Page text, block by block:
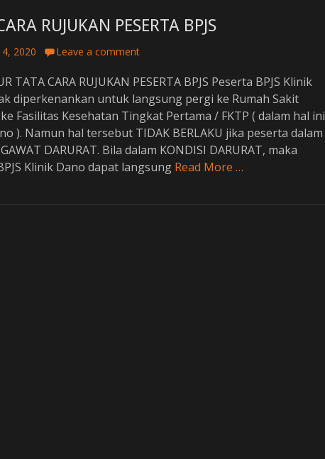
RUJUKAN PESERTA BPJS
4, 2020 Leave a comment
TATA CARA RUJUKAN PESERTA BPJS Peserta BPJS Klinik
diperkenankan untuk langsung pergi ke Rumah Sakit
Fasilitas Kesehatan Tingkat Pertama / FKTP ( dalam hal ini
). Namun hal tersebut TIDAK BERLAKU jika peserta dalam
DARURAT. Bila dalam KONDISI DARURAT, maka
Klinik Dano dapat langsung Read More …